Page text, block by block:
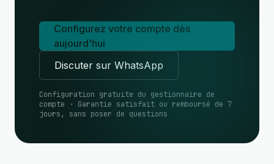
Configurez votre compte dès
aujourd'hui
Discuter sur WhatsApp
Configuration gratuite du gestionnaire de
compte · Garantie satisfait ou remboursé de 7
jours, sans poser de questions